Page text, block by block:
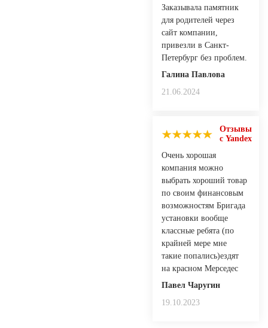
Заказывала памятник
для родителей через
сайт компании,
привезли в Санкт-
Петербург без проблем.
Галина Павлова
21.06.2024
Отзывы
с Yandex
Очень хорошая
компания можно
выбрать хороший товар
по своим финансовым
возможностям Бригада
установки вообще
классные ребята (по
крайней мере мне
такие попались)ездят
на красном Мерседес
Павел Чаругин
19.10.2023